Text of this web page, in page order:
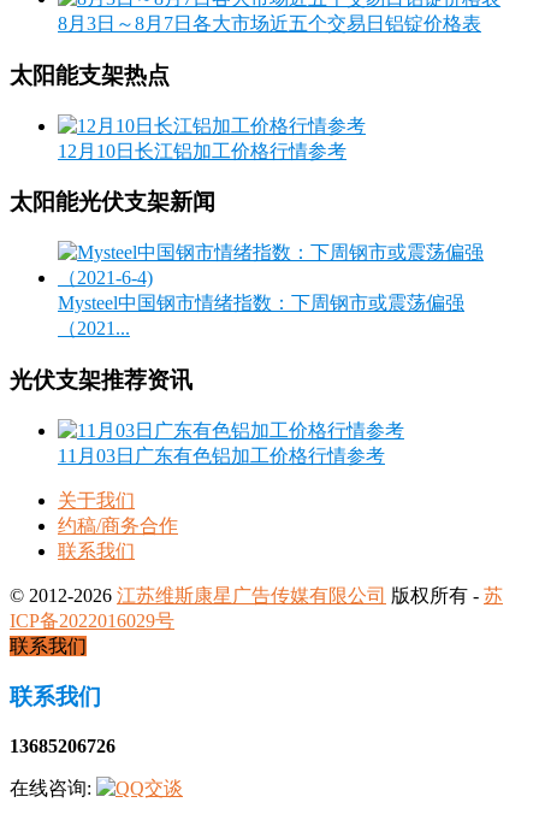
8月3日～8月7日各大市场近五个交易日铝锭价格表
太阳能支架热点
12月10日长江铝加工价格行情参考
太阳能光伏支架新闻
Mysteel中国钢市情绪指数：下周钢市或震荡偏强
（2021...
光伏支架推荐资讯
11月03日广东有色铝加工价格行情参考
关于我们
约稿/商务合作
联系我们
© 2012-2026 江苏维斯康星广告传媒有限公司 版权所有 - 苏
ICP备2022016029号
联系我们
联系我们
13685206726
在线咨询: